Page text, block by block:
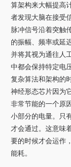
算架构来大幅提高
者发现大脑在接受
脉冲信号沿着突触
的振幅、频率或延
并将其视为通往人
中都会保持特定电
复杂算法和架构的
神经形态芯片因为
非常节能的一个原
小部分的电量。只
才会通过。这意味
要的时候才会运作
能耗。